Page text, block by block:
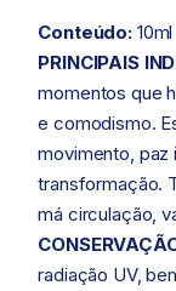
Conteúdo: 10ml
PRINCIPAIS
momentos que
e comodismo.
movimento, paz
transformação.
má circulação,
radiação UV,